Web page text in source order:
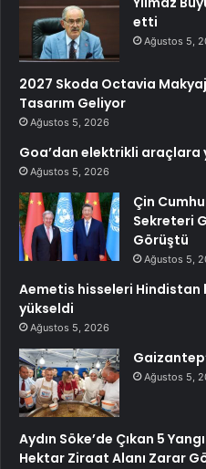
etti
Ağustos 5,
2027 Skoda Octavia
Tasarım Geliyor
Ağustos 5, 2026
Goa’dan elektrikli araçlara
Ağustos 5, 2026
Çin
Sekreteri
Görüştü
Ağustos 5,
Aemetis hisseleri Hindistan
yükseldi
Ağustos 5, 2026
Ağustos 5,
Aydın Söke’de Çıkan 5
Hektar Ziraat Alanı Zarar